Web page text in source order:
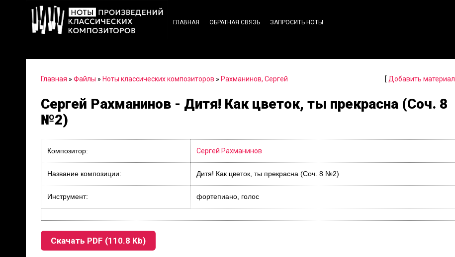
ГЛАВНАЯ ОБРАТНАЯ СВЯЗЬ ЗАПРОСИТЬ НОТЫ
Главная » Файлы » Ноты классических композиторов » Рахманинов, Сергей [ Добавить материал
Сергей Рахманинов - Дитя! Как цветок, ты прекрасна (Соч. 8
№2)
Композитор: Сергей Рахманинов
Название композиции: Дитя! Как цветок, ты прекрасна (Соч. 8 №2)
Инструмент: фортепиано, голос
Скачать PDF (110.8 Kb)